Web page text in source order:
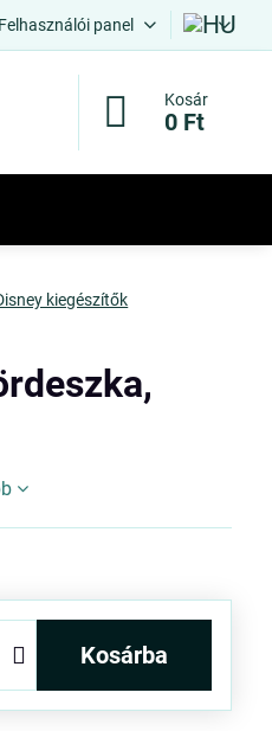
Felhasználói panel
Kosár
0 Ft
kiegészítők
kosárba